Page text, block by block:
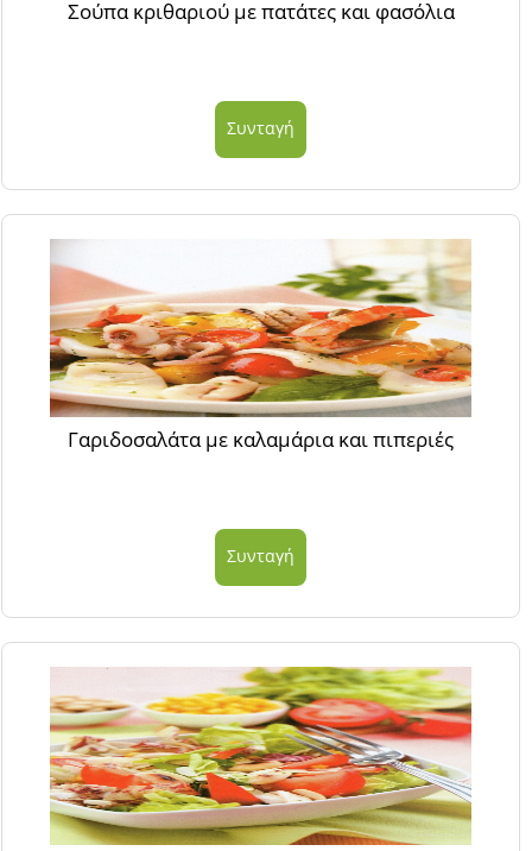
Σούπα κριθαριού με πατάτες και φασόλια
Συνταγή
Γαριδοσαλάτα με καλαμάρια και πιπεριές
Συνταγή